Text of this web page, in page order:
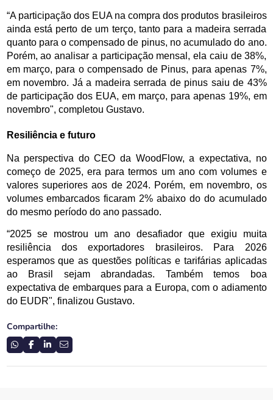
“A participação dos EUA na compra dos produtos brasileiros
ainda está perto de um terço, tanto para a madeira serrada
quanto para o compensado de pinus, no acumulado do ano.
Porém, ao analisar a participação mensal, ela caiu de 38%,
em março, para o compensado de Pinus, para apenas 7%,
em novembro. Já a madeira serrada de pinus saiu de 43%
de participação dos EUA, em março, para apenas 19%, em
novembro", completou Gustavo.
Resiliência e futuro
Na perspectiva do CEO da WoodFlow, a expectativa, no
começo de 2025, era para termos um ano com volumes e
valores superiores aos de 2024. Porém, em novembro, os
volumes embarcados ficaram 2% abaixo do do acumulado
do mesmo período do ano passado.
“2025 se mostrou um ano desafiador que exigiu muita
resiliência dos exportadores brasileiros. Para 2026
esperamos que as questões políticas e tarifárias aplicadas
ao Brasil sejam abrandadas. Também temos boa
expectativa de embarques para a Europa, com o adiamento
do EUDR", finalizou Gustavo.
Compartilhe: